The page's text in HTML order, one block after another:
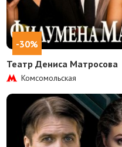
-30%
Театр Дениса Матросова
Комсомольская